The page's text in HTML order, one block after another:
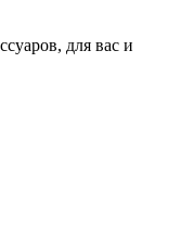
для вас и